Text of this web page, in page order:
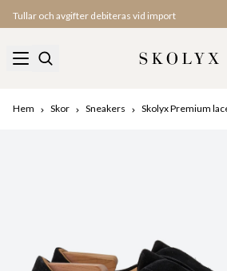
Tullar och avgifter debiteras vid import
Hem Skor Sneakers Skolyx Premium